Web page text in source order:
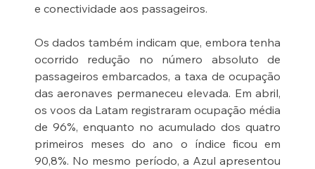
e conectividade aos passageiros.
Os dados também indicam que, embora tenha
ocorrido redução no número absoluto de
passageiros embarcados, a taxa de ocupação
das aeronaves permaneceu elevada. Em abril,
os voos da Latam registraram ocupação média
de 96%, enquanto no acumulado dos quatro
primeiros meses do ano o índice ficou em
90,8%. No mesmo período, a Azul apresentou